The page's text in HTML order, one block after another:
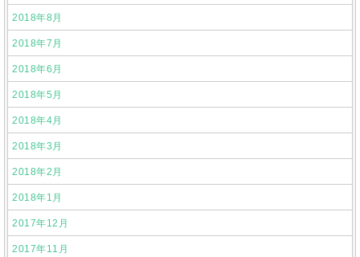
2018年8月
2018年7月
2018年6月
2018年5月
2018年4月
2018年3月
2018年2月
2018年1月
2017年12月
2017年11月